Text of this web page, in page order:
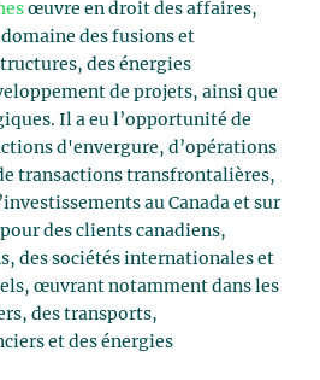
œuvre en droit des affaires,
des fusions et
des énergies
de projets, ainsi que
Il a eu l’opportunité de
d'envergure, d’opérations
transactions transfrontalières,
au Canada et sur
des clients canadiens,
des sociétés internationales et
œuvrant notamment dans les
des transports,
et des énergies